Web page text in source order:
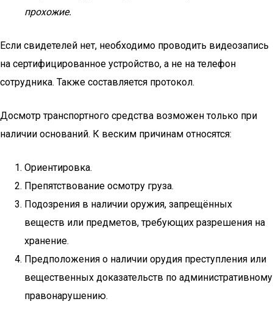
прохожие.
Если свидетелей нет, необходимо проводить видеозапись
на сертифицированное устройство, а не на телефон
сотрудника. Также составляется протокол.
Досмотр транспортного средства возможен только при
наличии оснований. К веским причинам относятся:
Ориентировка.
Препятствование осмотру груза.
Подозрения в наличии оружия, запрещённых
веществ или предметов, требующих разрешения на
хранение.
Предположения о наличии орудия преступления или
вещественных доказательств по административному
правонарушению.